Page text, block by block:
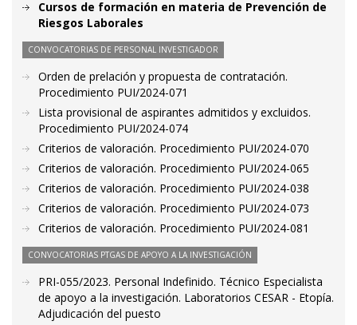
Cursos de formación en materia de Prevención de
Riesgos Laborales
CONVOCATORIAS DE PERSONAL INVESTIGADOR
Orden de prelación y propuesta de contratación.
Procedimiento PUI/2024-071
Lista provisional de aspirantes admitidos y excluidos.
Procedimiento PUI/2024-074
Criterios de valoración. Procedimiento PUI/2024-070
Criterios de valoración. Procedimiento PUI/2024-065
Criterios de valoración. Procedimiento PUI/2024-038
Criterios de valoración. Procedimiento PUI/2024-073
Criterios de valoración. Procedimiento PUI/2024-081
CONVOCATORIAS PTGAS DE APOYO A LA INVESTIGACIÓN
PRI-055/2023. Personal Indefinido. Técnico Especialista
de apoyo a la investigación. Laboratorios CESAR - Etopía.
Adjudicación del puesto